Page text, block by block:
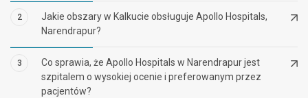
2
Jakie obszary w Kalkucie obsługuje Apollo Hospitals,
Narendrapur?
3
Co sprawia, że ​​Apollo Hospitals w Narendrapur jest
szpitalem o wysokiej ocenie i preferowanym przez
pacjentów?